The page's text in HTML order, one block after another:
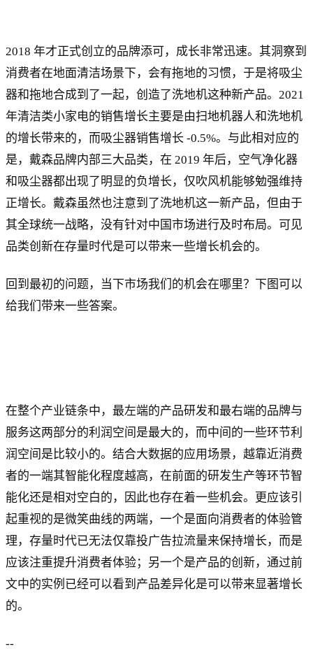
2018 年才正式创立的品牌添可，成长非常迅速。其洞察到
消费者在地面清洁场景下，会有拖地的习惯，于是将吸尘
器和拖地合成到了一起，创造了洗地机这种新产品。2021
年清洁类小家电的销售增长主要是由扫地机器人和洗地机
的增长带来的，而吸尘器销售增长 -0.5%。与此相对应的
是，戴森品牌内部三大品类，在 2019 年后，空气净化器
和吸尘器都出现了明显的负增长，仅吹风机能够勉强维持
正增长。戴森虽然也注意到了洗地机这一新产品，但由于
其全球统一战略，没有针对中国市场进行及时布局。可见
品类创新在存量时代是可以带来一些增长机会的。
回到最初的问题，当下市场我们的机会在哪里？下图可以
给我们带来一些答案。
在整个产业链条中，最左端的产品研发和最右端的品牌与
服务这两部分的利润空间是最大的，而中间的一些环节利
润空间是比较小的。结合大数据的应用场景，越靠近消费
者的一端其智能化程度越高，在前面的研发生产等环节智
能化还是相对空白的，因此也存在着一些机会。更应该引
起重视的是微笑曲线的两端，一个是面向消费者的体验管
理，存量时代已无法仅靠投广告拉流量来保持增长，而是
应该注重提升消费者体验；另一个是产品的创新，通过前
文中的实例已经可以看到产品差异化是可以带来显著增长
的。
--